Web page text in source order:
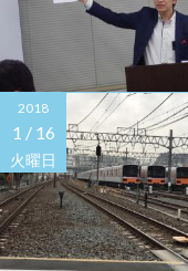
2018
1 / 16
火曜日